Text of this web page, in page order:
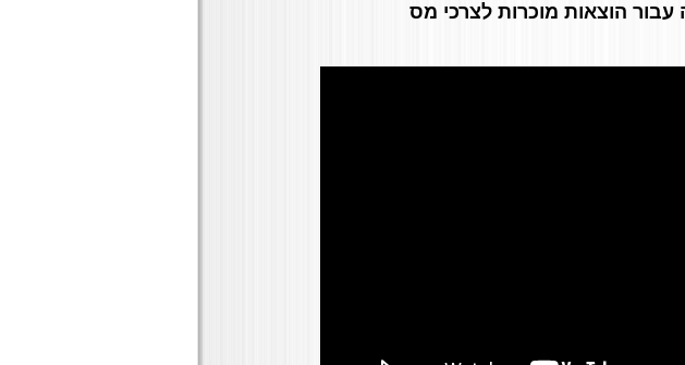
עבור הוצאות מוכרות לצרכי מס